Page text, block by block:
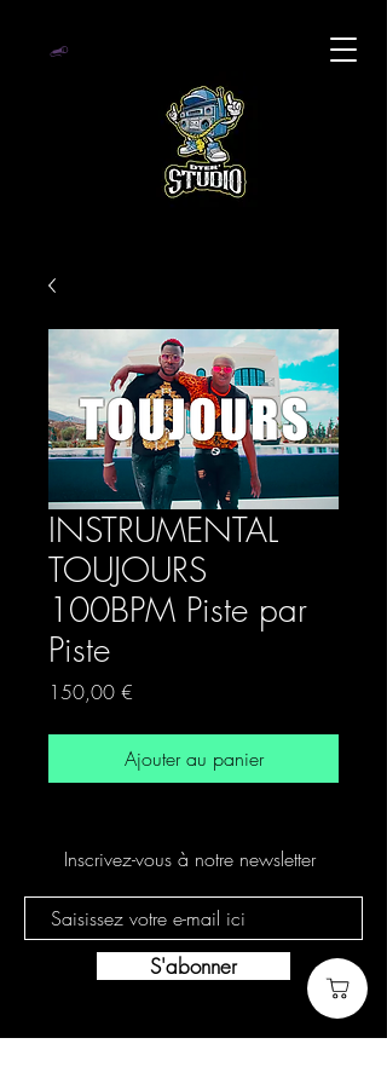
INSTRUMENTAL
TOUJOURS
100BPM Piste par
Piste
150,00 €
Ajouter au panier
Inscrivez-vous à notre newsletter
S'abonner